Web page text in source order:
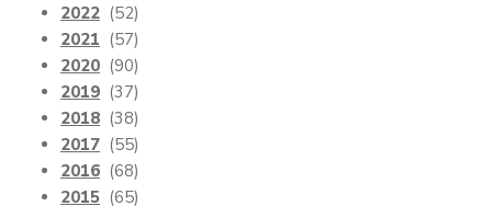
2022 (52)
2021 (57)
2020 (90)
2019 (37)
2018 (38)
2017 (55)
2016 (68)
2015 (65)